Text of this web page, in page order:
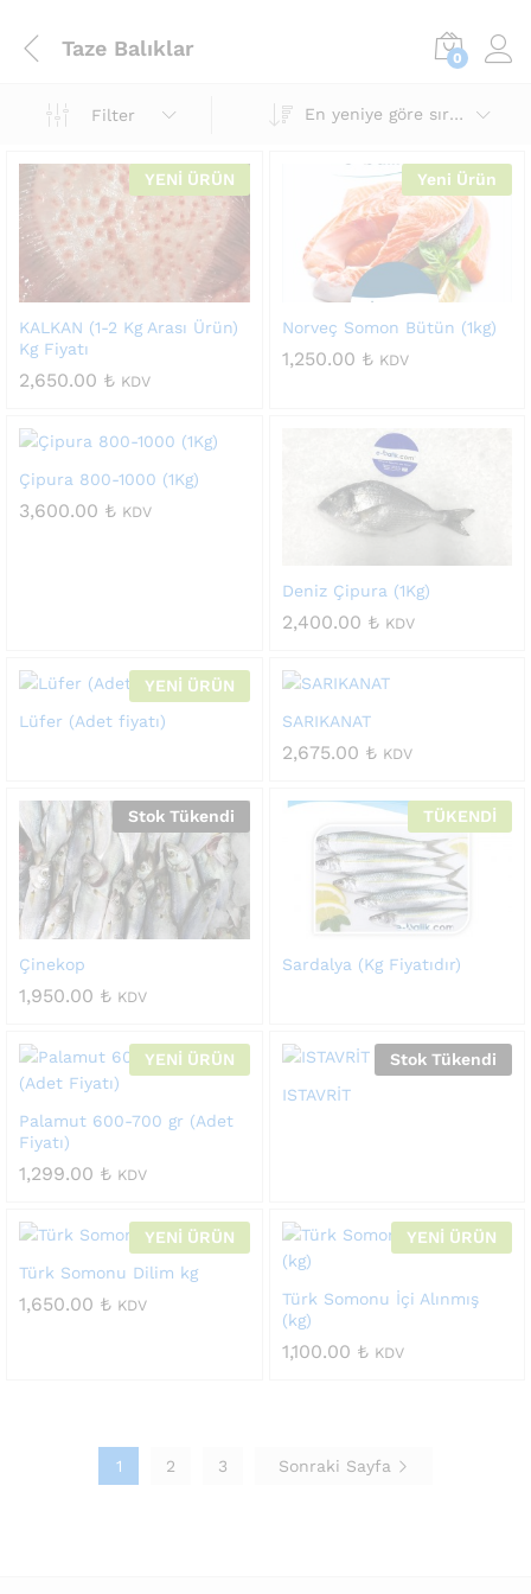
Taze Balıklar 0
Filter En yeniye göre sırala
YENİ ÜRÜN
KALKAN (1-2 Kg Arası Ürün)
Kg Fiyatı
2,650.00 ₺ KDV
Yeni Ürün
Norveç Somon Bütün (1kg)
1,250.00 ₺ KDV
Çipura 800-1000 (1Kg)
3,600.00 ₺ KDV
Deniz Çipura (1Kg)
2,400.00 ₺ KDV
YENİ ÜRÜN
Lüfer (Adet fiyatı)
SARIKANAT
2,675.00 ₺ KDV
Stok Tükendi
Çinekop
1,950.00 ₺ KDV
TÜKENDİ
Sardalya (Kg Fiyatıdır)
YENİ ÜRÜN
Palamut 600-700 gr (Adet
Fiyatı)
1,299.00 ₺ KDV
Stok Tükendi
ISTAVRİT
YENİ ÜRÜN
Türk Somonu Dilim kg
1,650.00 ₺ KDV
YENİ ÜRÜN
Türk Somonu İçi Alınmış
(kg)
1,100.00 ₺ KDV
1 2 3 Sonraki Sayfa